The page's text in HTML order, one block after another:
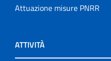
Attuazione misure PNRR
ATTIVITÀ